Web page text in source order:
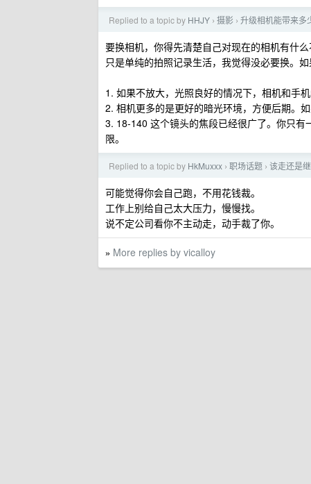
Replied to a topic by HHJY › 摄影 › 升级相机能带来多
要换相机，你得先清楚自己对现在的相机有什么
只是单纯的拍照记录生活，我觉得没必要换。
1. 如果不放大，光照良好的情况下，相机和手机
2. 相机更多的是更好的暗光环境，方便后期。
3. 18-140 这个镜头的焦段已经很广了。你只
限。
Replied to a topic by HkMuxxx › 职场话题 › 该走还是
可能觉得你会自己跑，不用花钱裁。
工作上别给自己太大压力，慢慢找。
说不定公司看你不主动走，动手裁了你。
» More replies by vicalloy